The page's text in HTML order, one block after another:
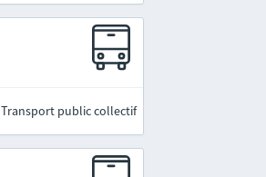
Transport public collectif